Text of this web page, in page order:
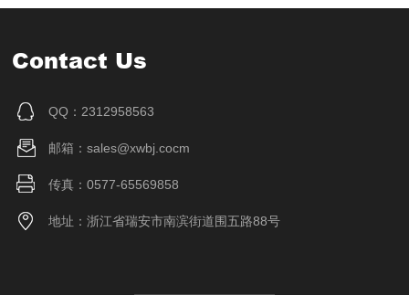
Contact Us
QQ：2312958563
邮箱：sales@xwbj.cocm
传真：0577-65569858
地址：浙江省瑞安市南滨街道围五路88号